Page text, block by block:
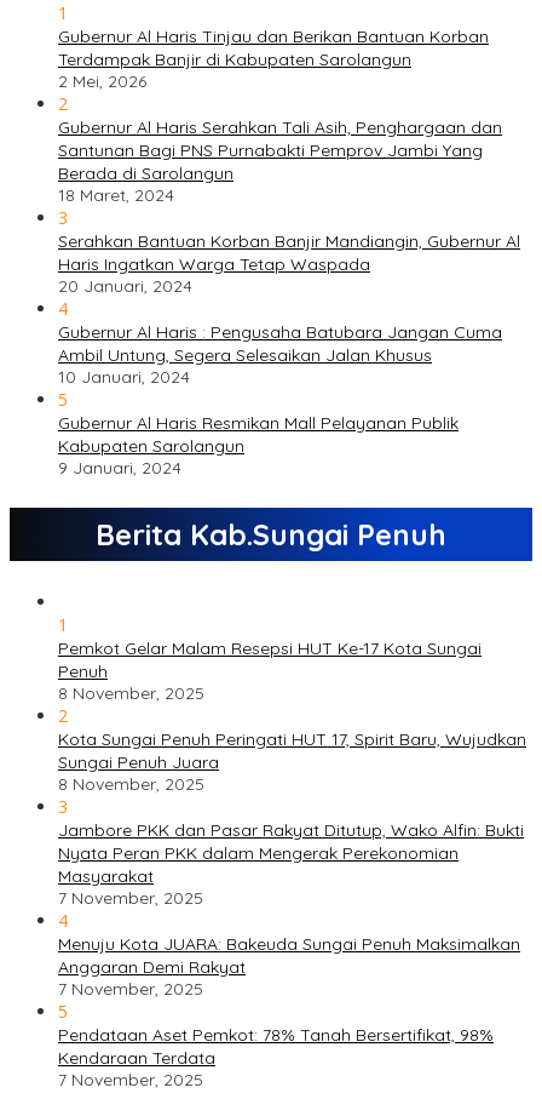
1
Gubernur Al Haris Tinjau dan Berikan Bantuan Korban
Terdampak Banjir di Kabupaten Sarolangun
2 Mei, 2026
2
Gubernur Al Haris Serahkan Tali Asih, Penghargaan dan
Santunan Bagi PNS Purnabakti Pemprov Jambi Yang
Berada di Sarolangun
18 Maret, 2024
3
Serahkan Bantuan Korban Banjir Mandiangin, Gubernur Al
Haris Ingatkan Warga Tetap Waspada
20 Januari, 2024
4
Gubernur Al Haris : Pengusaha Batubara Jangan Cuma
Ambil Untung, Segera Selesaikan Jalan Khusus
10 Januari, 2024
5
Gubernur Al Haris Resmikan Mall Pelayanan Publik
Kabupaten Sarolangun
9 Januari, 2024
Berita Kab.Sungai Penuh
1
Pemkot Gelar Malam Resepsi HUT Ke-17 Kota Sungai
Penuh
8 November, 2025
2
Kota Sungai Penuh Peringati HUT 17, Spirit Baru, Wujudkan
Sungai Penuh Juara
8 November, 2025
3
Jambore PKK dan Pasar Rakyat Ditutup, Wako Alfin: Bukti
Nyata Peran PKK dalam Mengerak Perekonomian
Masyarakat
7 November, 2025
4
Menuju Kota JUARA: Bakeuda Sungai Penuh Maksimalkan
Anggaran Demi Rakyat
7 November, 2025
5
Pendataan Aset Pemkot: 78% Tanah Bersertifikat, 98%
Kendaraan Terdata
7 November, 2025